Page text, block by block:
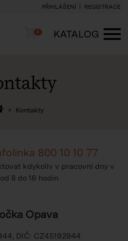
PŘIHLÁŠENÍ REGISTRACE
Košík
0
KATALOG
Zpět na homepage
Kontakty
800 10 10 77
kdykoliv v pracovní dny v
od 8 do 16 hodin
Opava
DIČ: CZ45192944